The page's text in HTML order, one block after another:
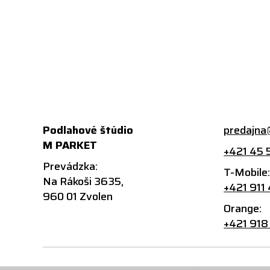
Podlahové štúdio
M PARKET
Prevádzka:
Na Rákoši 3635,
960 01 Zvolen
+421 45
T-Mobile:
+421
Orange:
+421